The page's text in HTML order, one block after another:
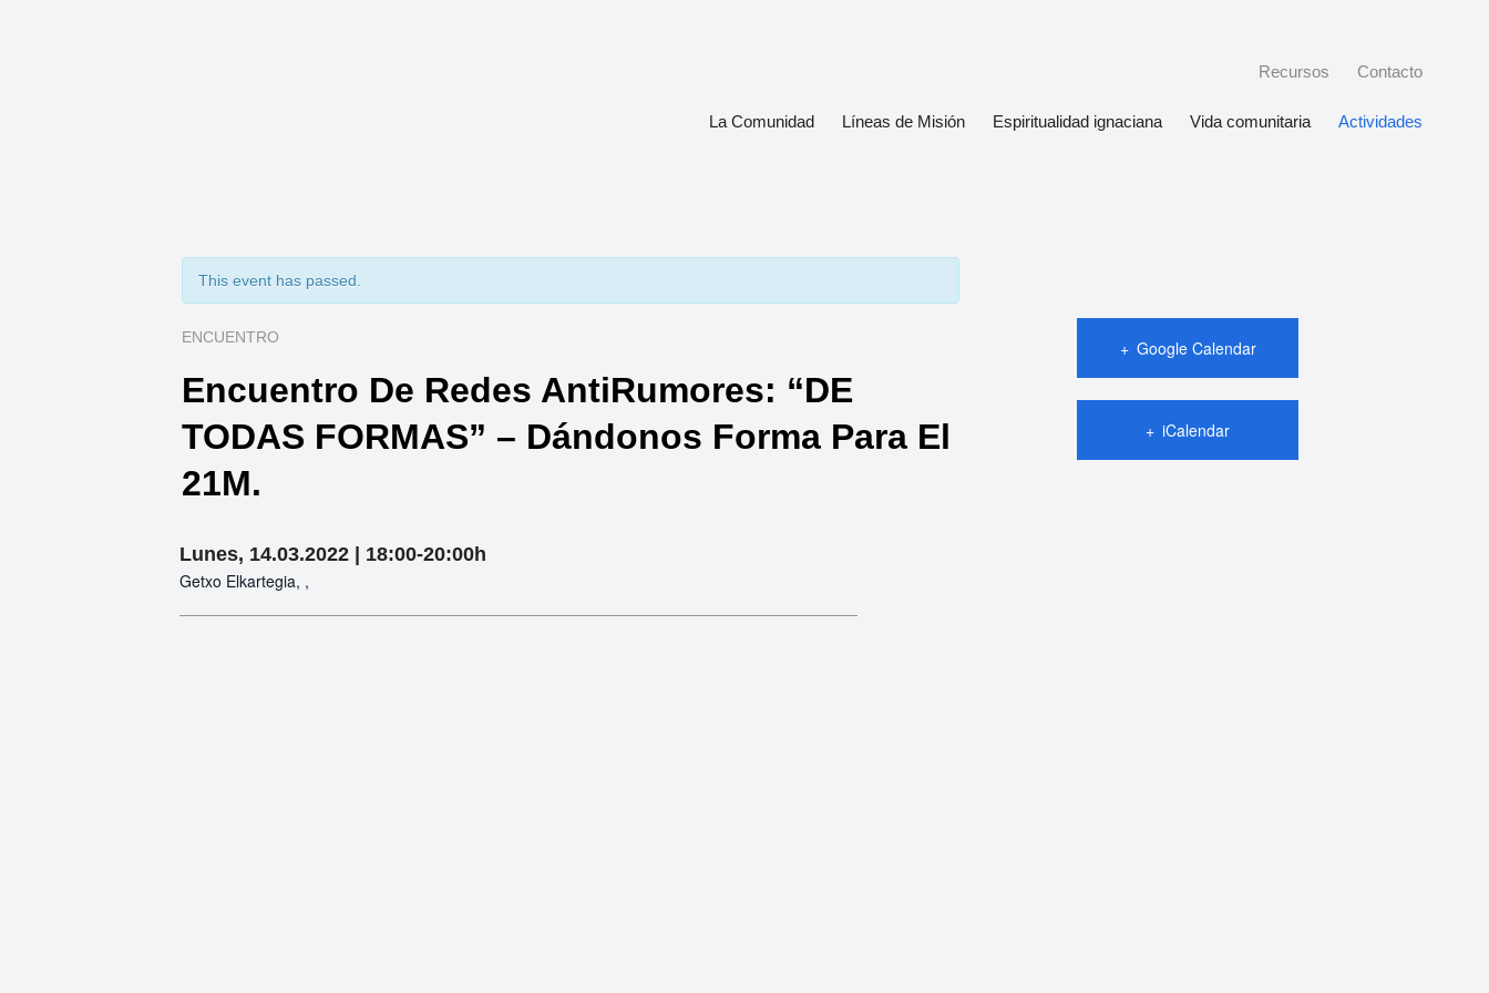
Recursos Contacto
La Comunidad Líneas de Misión Espiritualidad ignaciana Vida comunitaria Actividades
This event has passed.
ENCUENTRO
Encuentro De Redes AntiRumores: “DE
TODAS FORMAS” – Dándonos Forma Para El
21M.
Lunes, 14.03.2022 | 18:00-20:00h
Getxo Elkartegia
Getxo Elkartegia, ,
Google Calendar
iCalendar